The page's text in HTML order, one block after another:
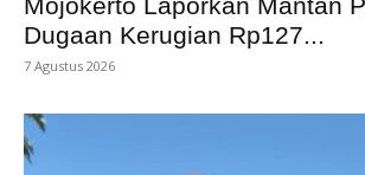
Mojokerto Laporkan Mantan
Dugaan Kerugian Rp127...
7 Agustus 2026